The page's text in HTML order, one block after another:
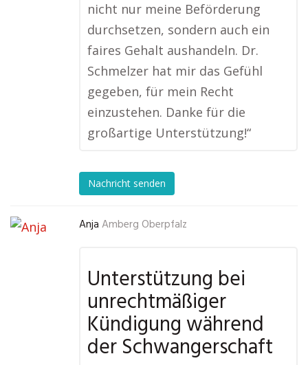
nicht nur meine Beförderung
durchsetzen, sondern auch ein
faires Gehalt aushandeln. Dr.
Schmelzer hat mir das Gefühl
gegeben, für mein Recht
einzustehen. Danke für die
großartige Unterstützung!“
Nachricht senden
Anja Amberg Oberpfalz
Unterstützung bei
unrechtmäßiger
Kündigung während
der Schwangerschaft